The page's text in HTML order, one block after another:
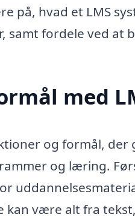
på, hvad et LMS
samt fordele ved at
med
og formål,
og læring.
være alt fra